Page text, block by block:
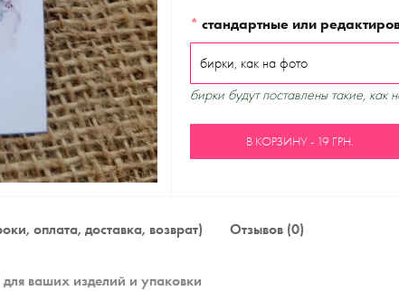
* стандартные или
бирки будут поставлены такие, как
В КОРЗИНУ - 19 ГРН.
оплата, доставка, возврат) Отзывов (0)
ваших изделий и упаковки